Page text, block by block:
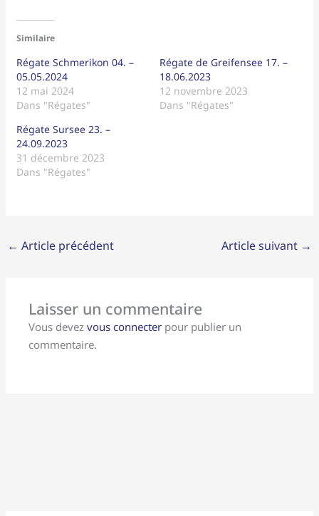
Similaire
Régate Schmerikon 04. –
05.05.2024
12 mai 2024
Dans "Régates"
Régate de Greifensee 17. –
18.06.2023
12 novembre 2023
Dans "Régates"
Régate Sursee 23. –
24.09.2023
31 décembre 2023
Dans "Régates"
← Article précédent Article suivant →
Laisser un commentaire
Vous devezvous connecter pour publier un
commentaire.